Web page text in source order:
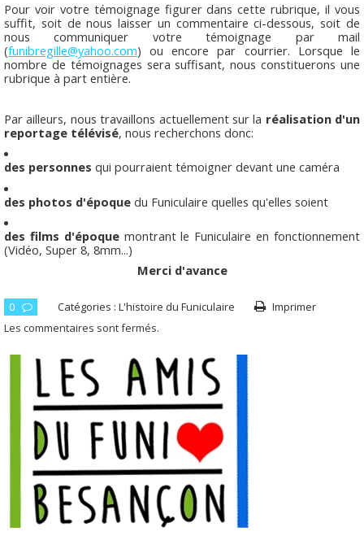
Pour voir votre témoignage figurer dans cette rubrique, il vous
suffit, soit de nous laisser un commentaire ci-dessous, soit de
nous communiquer votre témoignage par mail
(funibregille@yahoo.com) ou encore par courrier. Lorsque le
nombre de témoignages sera suffisant, nous constituerons une
rubrique à part entière.
Par ailleurs, nous travaillons actuellement sur la réalisation d'un
reportage télévisé, nous recherchons donc:
des personnes qui pourraient témoigner devant une caméra
des photos d'époque du Funiculaire quelles qu'elles soient
des films d'époquemontrant le Funiculaire en fonctionnement
(Vidéo, Super 8, 8mm...)
Merci d'avance
0 Catégories : L'histoire du Funiculaire
Imprimer
Les commentaires sont fermés.